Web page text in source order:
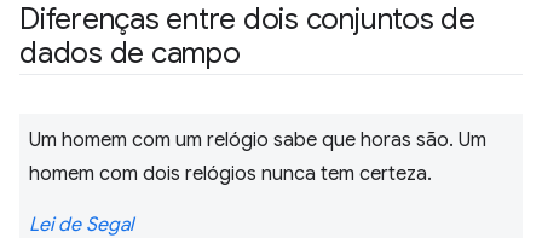
Diferenças entre dois conjuntos de
dados de campo
Um homem com um relógio sabe que horas são. Um
homem com dois relógios nunca tem certeza.
Lei de Segal